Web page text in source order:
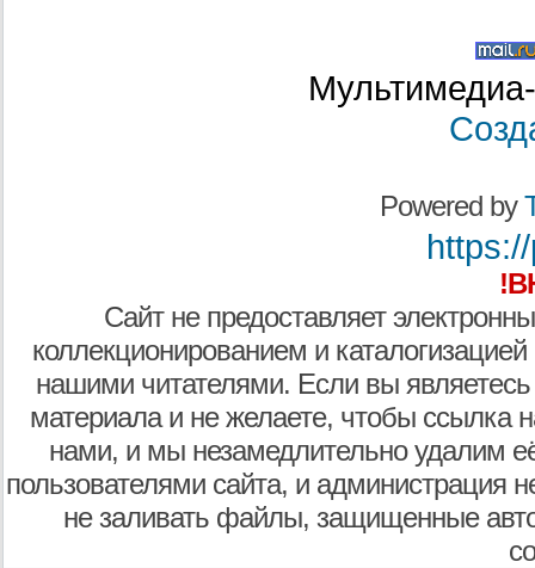
Powered by
Сайт не предоставляет
коллекционированием и
нашими читателями. Если вы являетесь
материала и не желаете, чтобы ссылка
нами, и мы незамедлительно удалим
пользователями сайта, и администрация
не заливать файлы, защищенные